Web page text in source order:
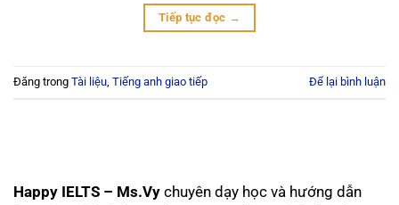
Tiếp tục đọc →
Đăng trong Tài liệu, Tiếng anh giao tiếp Để lại bình luận
Happy IELTS – Ms.Vy chuyên dạy học và hướng dẫn